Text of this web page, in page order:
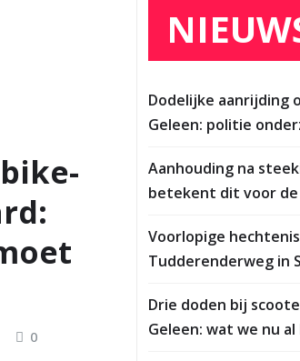
0
Dodelijke aanrijding
Geleen: politie
Aanhouding na
betekent dit voor de
Voorlopige
Tudderenderweg in
Drie doden bij
Geleen: wat we nu